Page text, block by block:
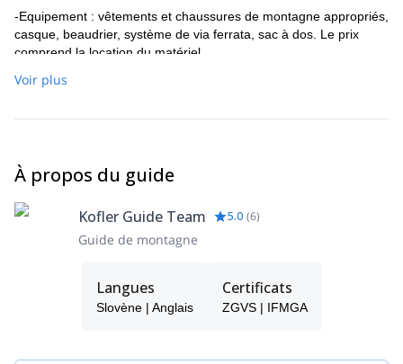
-Equipement : vêtements et chaussures de montagne appropriés,
casque, beaudrier, système de via ferrata, sac à dos. Le prix
comprend la location du matériel.
-Vous aurez besoin d'environ 50€ avec vous pour dormir, manger
et boire dans le refuge.
pouvez également choisir votre propre terme, mais le prix est
Voir plus
À propos du guide
Kofler Guide Team 5.0 (6)
Guide de montagne
Langues
Slovène | Anglais
Certificats
ZGVS | IFMGA